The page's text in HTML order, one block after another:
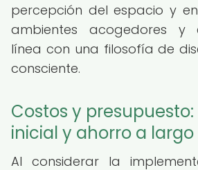
percepción del espacio y
ambientes acogedores y
línea con una filosofía de
consciente.
Costos y
inicial y ahorro a
Al considerar la